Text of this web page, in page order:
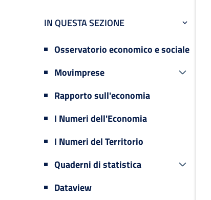
IN QUESTA SEZIONE
Osservatorio economico e sociale
Movimprese
Rapporto sull'economia
I Numeri dell'Economia
I Numeri del Territorio
Quaderni di statistica
Dataview